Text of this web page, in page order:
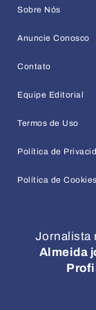
Sobre Nós
Anuncie Conosco
Contato
Equipe Editorial
Termos de Uso
Política de
Política de Cookies
Jornalista
Almeida